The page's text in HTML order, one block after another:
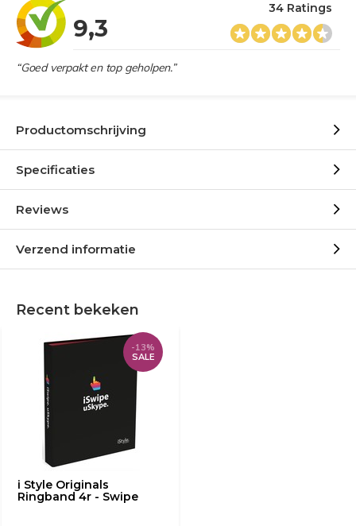
9,3
34 Ratings
“Goed verpakt en top geholpen.”
Productomschrijving
Specificaties
Reviews
Verzend informatie
Recent bekeken
i Style Originals
Ringband 4r - Swipe
-13%
SALE